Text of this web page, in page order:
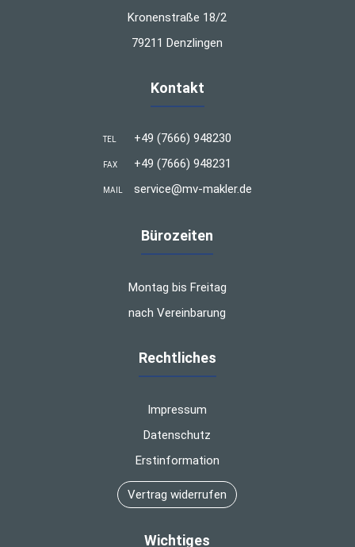
Kronenstraße 18/2
79211 Denzlingen
Kontakt
TEL +49 (7666) 948230
FAX +49 (7666) 948231
MAIL service@mv-makler.de
Bürozeiten
Montag bis Freitag
nach Vereinbarung
Rechtliches
Impressum
Datenschutz
Erstinformation
Vertrag widerrufen
Wichtiges